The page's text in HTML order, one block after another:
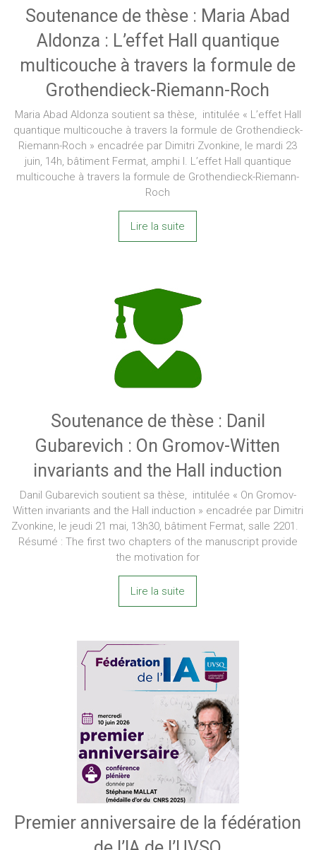
Soutenance de thèse : Maria Abad
Aldonza : L’effet Hall quantique
multicouche à travers la formule de
Grothendieck-Riemann-Roch
Maria Abad Aldonza soutient sa thèse, intitulée « L’effet Hall
quantique multicouche à travers la formule de Grothendieck-
Riemann-Roch » encadrée par Dimitri Zvonkine, le mardi 23
juin, 14h, bâtiment Fermat, amphi I. L’effet Hall quantique
multicouche à travers la formule de Grothendieck-Riemann-
Roch
Lire la suite
Soutenance de thèse : Danil
Gubarevich : On Gromov-Witten
invariants and the Hall induction
Danil Gubarevich soutient sa thèse, intitulée « On Gromov-
Witten invariants and the Hall induction » encadrée par Dimitri
Zvonkine, le jeudi 21 mai, 13h30, bâtiment Fermat, salle 2201.
Résumé : The first two chapters of the manuscript provide
the motivation for
Lire la suite
Premier anniversaire de la fédération